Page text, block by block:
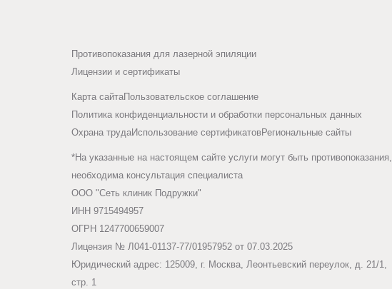
Противопоказания для лазерной эпиляции
Лицензии и сертификаты
Карта сайтаПользовательское соглашение
Политика конфиденциальности и обработки персональных данных
Охрана трудаИспользование сертификатовРегиональные сайты
*На указанные на настоящем сайте услуги могут быть противопоказания,
необходима консультация специалиста
ООО "Сеть клиник Подружки"
ИНН 9715494957
ОГРН 1247700659007
Лицензия № Л041-01137-77/01957952 от 07.03.2025
Юридический адрес: 125009, г. Москва, Леонтьевский переулок, д. 21/1,
стр. 1